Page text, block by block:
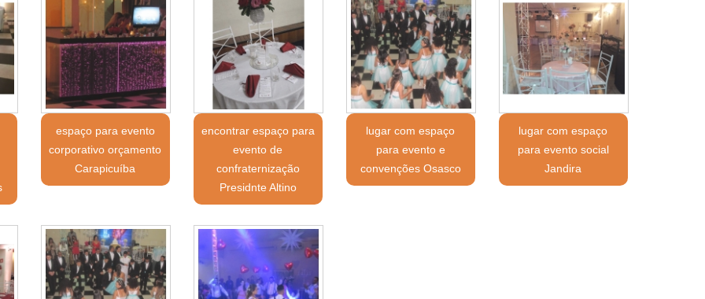
espaço para evento
corporativo orçamento
Carapicuíba
encontrar espaço para
evento de
confraternização
Presidnte Altino
lugar com espaço
para evento e
convenções Osasco
lugar com espaço
para evento social
Jandira